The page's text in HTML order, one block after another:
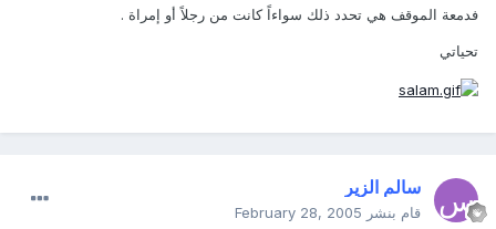
فدمعة الموقف هي تحدد ذلك سواءاً كانت من رجلاً أو إمراة .
تحياتي
سالم الزير
قام بنشر February 28, 2005